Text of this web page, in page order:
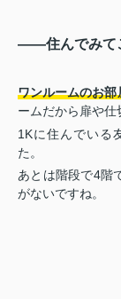
――住んでみて
ワンルームのお
ームだから扉や仕
1Kに住んでいる
た。
あとは階段で4階
がないですね。